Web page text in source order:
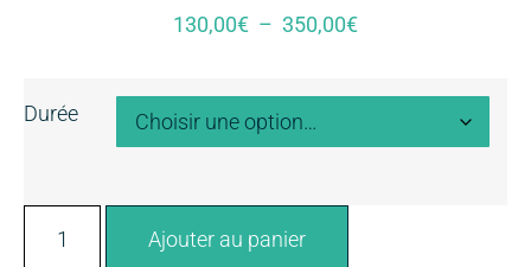
130,00€ – 350,00€
Durée
Ajouter au panier